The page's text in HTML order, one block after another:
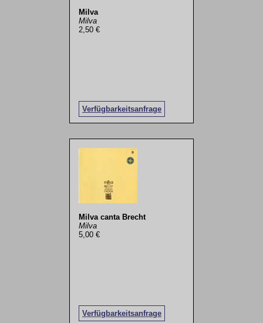
Milva
Milva
2,50 €
Verfügbarkeitsanfrage
Milva canta Brecht
Milva
5,00 €
Verfügbarkeitsanfrage